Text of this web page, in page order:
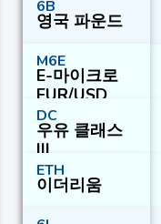
6B
영국 파운드
M6E
E-마이크로
EUR/USD
DC
우유 클래스
III
ETH
이더리움